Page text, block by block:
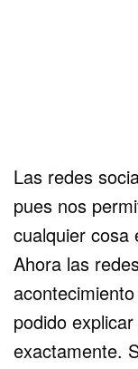
Las redes
pues nos
cualquier cosa
Ahora las
podido
exactamente.